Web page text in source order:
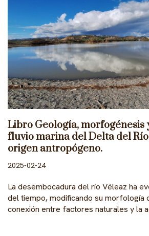
Libro Geología, morfogénesis
fluvio marina del Delta del Río
origen antropógeno.
2025-02-24
La desembocadura del río Véleaz ha
del tiempo, modificando su morfología
conexión entre factores naturales y la